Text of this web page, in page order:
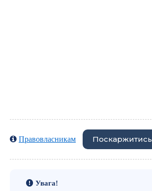
Правовласникам Поскаржитись
Увага!